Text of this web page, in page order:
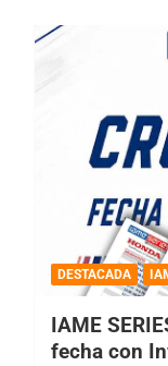
DESTACADA
IAME
fecha con